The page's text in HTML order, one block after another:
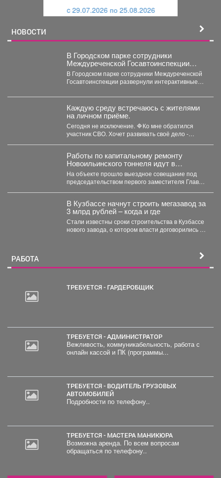
c 29.07.2026 по 25.08.2026
НОВОСТИ
В Городском парке сотрудники
Междуреченской Госавтоинспекции
развернули интерактивные
профилактические площадки
В Городском парке сотрудники Междуреченской
Госавтоинспекции развернули интерактивные
Правил дорожного движения...
Каждую среду встречаюсь с жителями
на личном приёме.
Сегодня не исключение. 🔷Ко мне обратился
участник СВО. Хочет развивать своё дело -
Работы по капитальному ремонту
Новоильинского тоннеля идут в
соответствии с графиком
На объекте прошло выездное совещание под
председательством первого заместителя Главы
В Кузбассе начнут строить мегазавод за
3 млрд рублей – когда и где
Стали известны сроки строительства в Кузбассе
нового завода, о котором власти договорились в
РАБОТА
ТРЕБУЕТСЯ - ГАРДЕРОБЩИК
ТРЕБУЕТСЯ - АДМИНИСТРАТОР
Вежливость, коммуникабельность, работа с
онлайн кассой и ПК (программы...
ТРЕБУЕТСЯ - ВОДИТЕЛЬ ГРУЗОВЫХ
АВТОМОБИЛЕЙ
Подробности по телефону..
ТРЕБУЕТСЯ - МАСТЕРА МАНИКЮРА
Возможна аренда. По всем вопросам
обращаться по телефону..